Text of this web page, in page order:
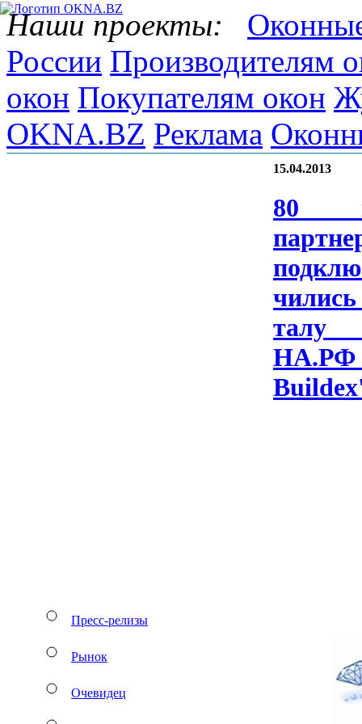
Наши проекты:
России Производителям
окон Покупателям окон
OKNA.BZ Реклама
15.04.2013
80
Пресс-релизы
Рынок
Очевидец